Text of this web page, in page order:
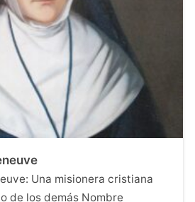
Una misionera cristiana
de los demás Nombre